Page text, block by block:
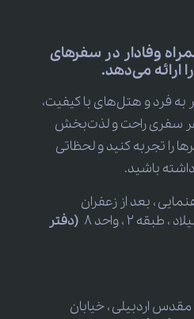
وفادار در سفرهای
ارائه می‌دهد.
به فرد و هتل‌های با کیفیت،
سفری راحت و لذت‌بخش
را تجربه کنید و لحظاتی
داشته باشید.
، بعد از زعفران
2 ، واحد 8
(دفتر
مقدس اردبیلی ، خیابان